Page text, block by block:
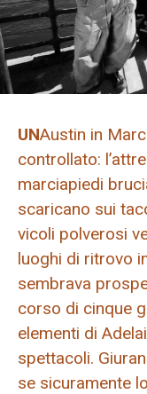
UNAustin in
controllato:
marciapiedi
scaricano sui
vicoli polverosi
luoghi di ritrovo
sembrava
corso di cinque
elementi di
spettacoli.
se sicuramente